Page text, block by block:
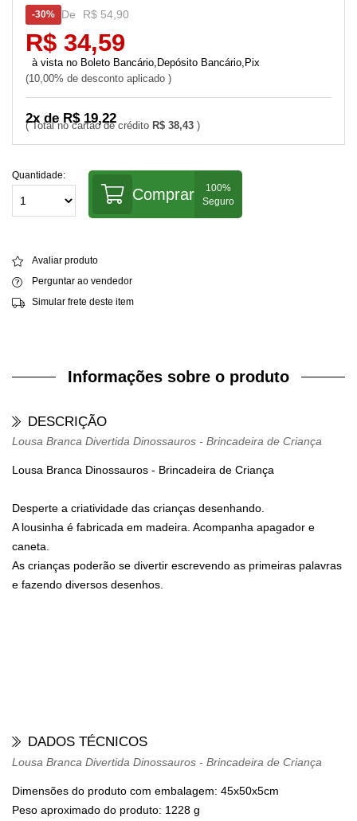
De R$ 54,90
R$ 38,43
30%
2x de R$ 19,22
R$ 34,59
10,00% de desconto aplicado
Boleto Bancário,Depósito Bancário,Pix
Quantidade:
Comprar
Avaliar produto
Perguntar ao vendedor
Simular frete deste item
Informações sobre o produto
DESCRIÇÃO
Lousa Branca Divertida Dinossauros - Brincadeira de Criança
Lousa Branca Dinossauros - Brincadeira de Criança
Desperte a criatividade das crianças desenhando.
A lousinha é fabricada em madeira. Acompanha apagador e
caneta.
As crianças poderão se divertir escrevendo as primeiras palavras
e fazendo diversos desenhos.
DADOS TÉCNICOS
Lousa Branca Divertida Dinossauros - Brincadeira de Criança
Dimensões do produto com embalagem: 45x50x5cm
Peso aproximado do produto: 1228 g